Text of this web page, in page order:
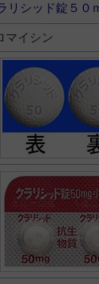
リシッド錠５０
マイシン